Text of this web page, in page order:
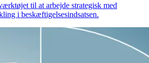
til at arbejde strategisk med
i beskæftigelsesindsatsen.